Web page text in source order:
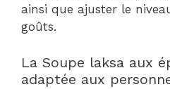
ainsi que ajuster le
goûts.
La Soupe laksa aux
adaptée aux